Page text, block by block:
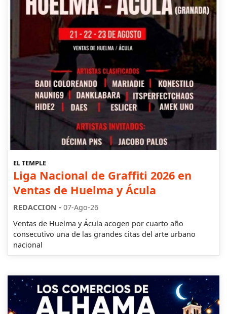
EL TEMPLE
Liga Nacional de Graffiti 2026 en
Ventas de Huelma y Ácula
REDACCION - 07-Ago-26
Ventas de Huelma y Ácula acogen por cuarto año
consecutivo una de las grandes citas del arte urbano
nacional